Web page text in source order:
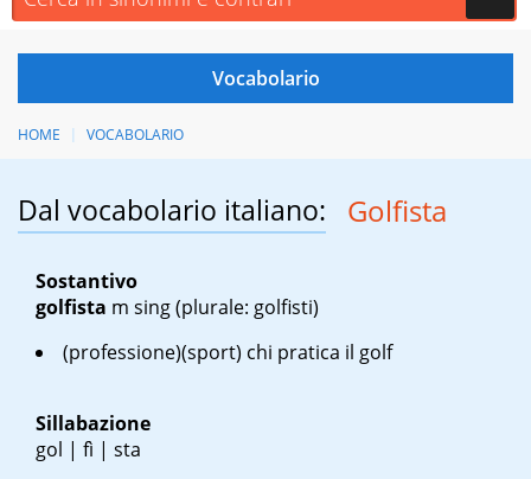
HOME VOCABOLARIO
Dal vocabolario italiano: Golfista
Sostantivo
golfista m sing(plurale: golfisti)
(professione)(sport) chi pratica il golf
Sillabazione
gol | fì | sta